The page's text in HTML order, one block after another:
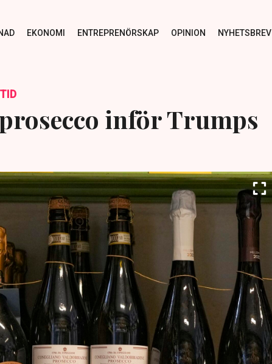
EKONOMI ENTREPRENÖRSKAP OPINION NYHETSBREV
inför Trumps